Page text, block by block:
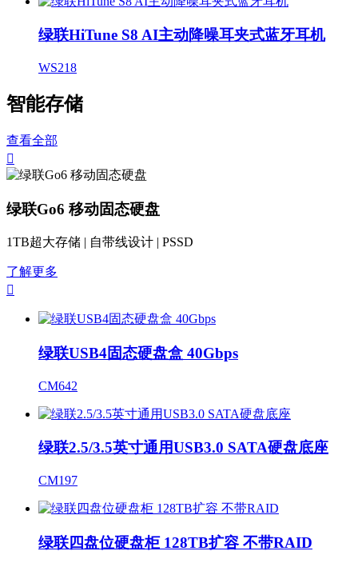
绿联HiTune S8 AI主动降噪耳夹式蓝牙耳机
WS218
智能存储
查看全部

绿联Go6 移动固态硬盘
1TB超大存储 | 自带线设计 | PSSD
了解更多

绿联USB4固态硬盘盒 40Gbps
CM642
绿联2.5/3.5英寸通用USB3.0 SATA硬盘底座
CM197
绿联四盘位硬盘柜 128TB扩容 不带RAID